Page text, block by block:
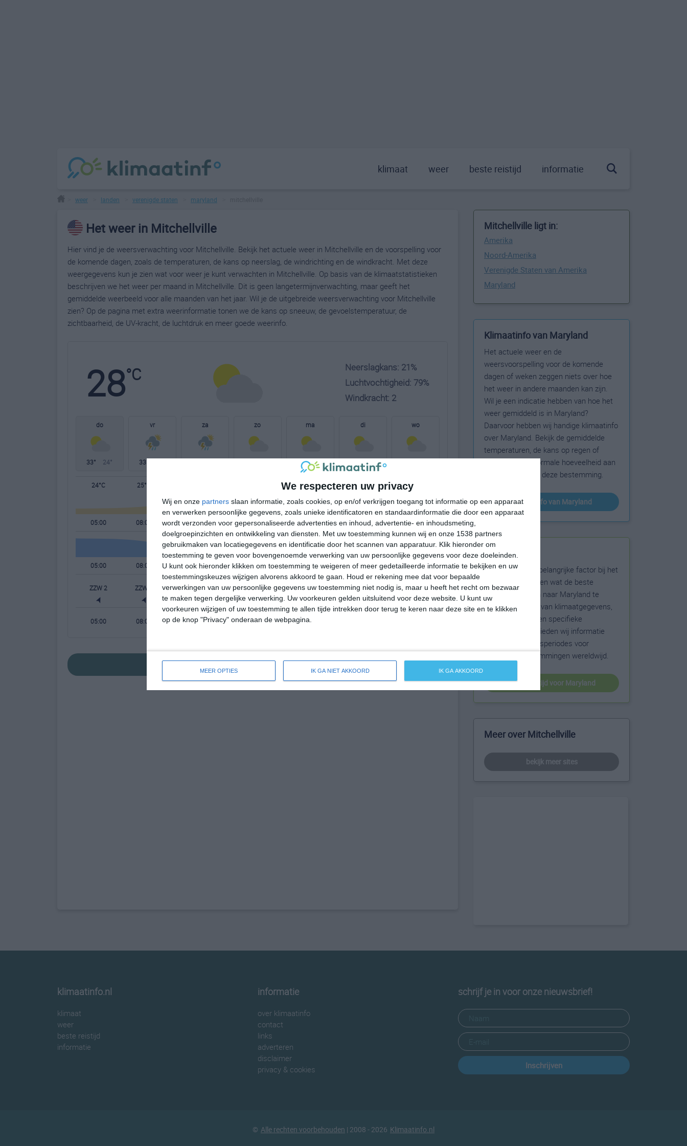
We respecteren uw privacy
Wij en onze partners slaan informatie, zoals cookies, op en/of verkrijgen toegang tot informatie op een apparaat
en verwerken persoonlijke gegevens, zoals unieke identificatoren en standaardinformatie die door een apparaat
wordt verzonden voor gepersonaliseerde advertenties en inhoud, advertentie- en inhoudsmeting,
doelgroepinzichten en ontwikkeling van diensten.
Met uw toestemming kunnen wij en onze 1538 partners
gebruikmaken van locatiegegevens en identificatie door het scannen van apparatuur. Klik hieronder om
toestemming te geven voor bovengenoemde verwerking van uw persoonlijke gegevens voor deze doeleinden.
U kunt ook hieronder klikken om toestemming te weigeren of meer gedetailleerde informatie te bekijken en uw
toestemmingskeuzes wijzigen alvorens akkoord te gaan.
Houd er rekening mee dat voor bepaalde
verwerkingen van uw persoonlijke gegevens uw toestemming niet nodig is, maar u heeft het recht om bezwaar
te maken tegen dergelijke verwerking. Uw voorkeuren gelden uitsluitend voor deze website. U kunt uw
voorkeuren wijzigen of uw toestemming te allen tijde intrekken door terug te keren naar deze site en te klikken
op de knop "Privacy" onderaan de webpagina.
MEER OPTIES IK GA NIET AKKOORD IK GA AKKOORD
klimaat weer beste reistijd informatie
weer landen verenigde staten maryland
Het weer in Mitchellville
Hier vind je de weersverwachting voor Mitchellville. Bekijk het actuele weer in Mitchellville en de voorspelling voor
de komende dagen, zoals de temperaturen, de kans op neerslag, de windrichting en de windkracht. Met deze
weergegevens kun je zien wat voor weer je kunt verwachten in Mitchellville. Op basis van de klimaatstatistieken
beschrijven we het weer per maand in Mitchellville. Dit is geen langetermijnverwachting, maar geeft het
gemiddelde weerbeeld voor alle maanden van het jaar. Wil je de uitgebreide weersverwachting voor Mitchellville
zien? Op de pagina met extra weerinformatie tonen we de kans op sneeuw, de gevoelstemperatuur, de
zichtbaarheid, de UV-kracht, de luchtdruk en meer goede weerinfo.
28°C
Neerslagkans: 21%
Luchtvochtigheid: 79%
Windkracht: 2
do
33° 24°
vr
33°
za zo ma
33° 23°
di
24°
wo
24°C 25°C 32°C 28°C 26°C 25°C
05:00 08:00 11:00 14:00 17:00 20:00 23:00 02:00
05:00 08:00 11:00 14:00 17:00 20:00 23:00 02:00
ZZW 2 ZZW 2 ZW 3 ZZW 3 ZZW 3 W 2 ZZW 2 ZZW 2
05:00 08:00 11:00 14:00 17:00
bekijk de uitgebreide weersverwachting voor Mitchellville
Mitchellville ligt in:
Amerika
Noord-Amerika
Verenigde Staten van Amerika
Maryland
Klimaatinfo van Maryland
Het actuele weer en de
weersvoorspelling voor de komende
dagen of weken zeggen niets over hoe
het weer in andere maanden kan zijn.
Wil je een indicatie hebben van hoe het
weer gemiddeld is in Maryland?
Daarvoor hebben wij handige klimaatinfo
over Maryland. Bekijk de gemiddelde
temperaturen, de kans op regen of
sneeuw en de normale hoeveelheid aan
zonneschijn voor deze bestemming.
klimaatinfo van Maryland
Beste reistijd
Het weer is een belangrijke factor bij het
reizen. Wil je weten wat de beste
maanden zijn om naar Maryland te
reizen? Op basis van klimaatgegevens,
weersextremen en specifieke
weerinformatie bieden wij informatie
over de beste reisperiodes voor
duizenden bestemmingen wereldwijd.
beste reistijd voor Maryland
Meer over Mitchellville
bekijk meer sites
klimaatinfo.nl
klimaat
weer
beste reistijd
informatie
informatie
over klimaatinfo
contact
links
adverteren
disclaimer
privacy & cookies
schrijf je in voor onze nieuwsbrief!
Inschrijven
© Alle rechten voorbehouden | 2008 - 2026 Klimaatinfo.nl